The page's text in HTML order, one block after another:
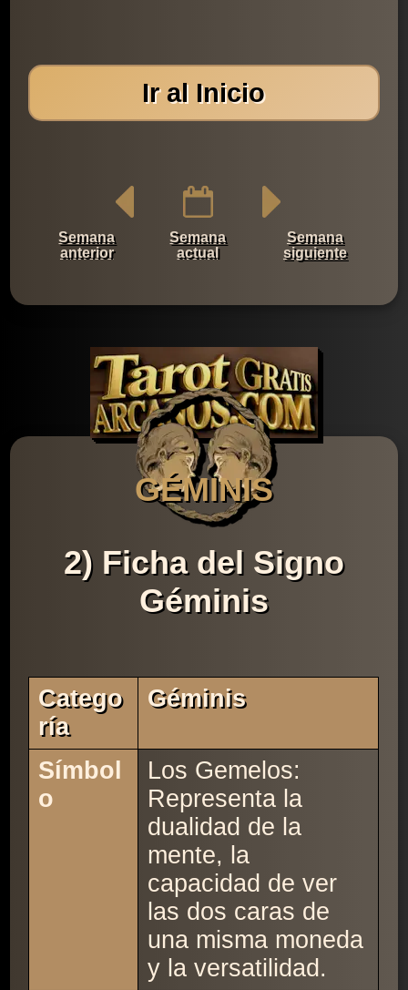
Ir al Inicio
Semana
anterior
Semana
actual
Semana
siguiente
GÉMINIS
2) Ficha del Signo
Géminis
Catego
Ría
Géminis
Símbol
o
Los Gemelos:
Representa la
dualidad de la
mente, la
capacidad de ver
las dos caras de
una misma moneda
y la versatilidad.